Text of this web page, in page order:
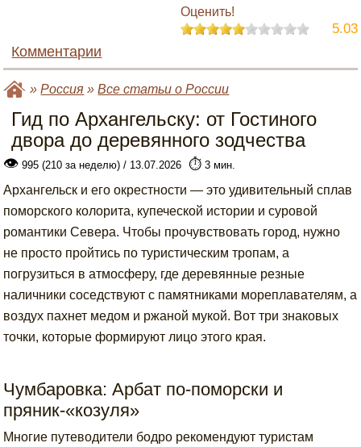
Оценить!
5.03
Комментарии
»Россия »Все статьи о России
Гид по Архангельску: от Гостиного
двора до деревянного зодчества
👁 995 (210 за неделю) / 13.07.2026 ⏱️ 3 мин.
Архангельск и его окрестности — это удивительный сплав
поморского колорита, купеческой истории и суровой
романтики Севера. Чтобы прочувствовать город, нужно
не просто пройтись по туристическим тропам, а
погрузиться в атмосферу, где деревянные резные
наличники соседствуют с памятниками мореплавателям, а
воздух пахнет медом и ржаной мукой. Вот три знаковых
точки, которые формируют лицо этого края.
Чумбаровка: Арбат по-поморски и
пряник-«козуля»
Многие путеводители бодро рекомендуют туристам